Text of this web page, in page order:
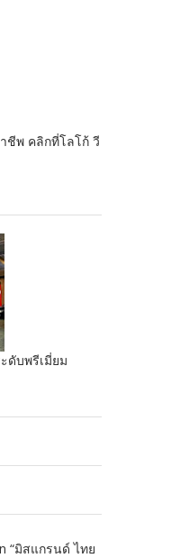
ชีพ คลิกที่โลโก้ วี
ดับพรีเมี่ยม
“มิสแกรนด์ ไทย